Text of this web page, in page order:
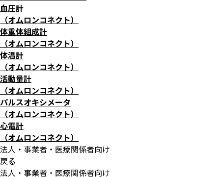
血圧計
（オムロンコネクト）
体重体組成計
（オムロンコネクト）
体温計
（オムロンコネクト）
活動量計
（オムロンコネクト）
パルスオキシメータ
（オムロンコネクト）
心電計
（オムロンコネクト）
法人・事業者・医療関係者向け
戻る
法人・事業者・医療関係者向け